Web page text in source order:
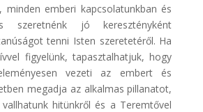
minden emberi kapcsolatunkban és
szeretnénk jó keresztényként
tenni Isten szeretetéről. Ha
figyelünk, tapasztalhatjuk, hogy
vezeti az embert és
megadja az alkalmas pillanatot,
hitünkről és a Teremtővel